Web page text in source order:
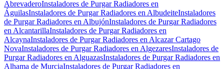
AbrevaderoInstaladores de Purgar Radiadores en
ÁguilasInstaladores de Purgar Radiadores en AlbudeiteInstaladores
de Purgar Radiadores en AlbujónInstaladores de Purgar Radiadores
en AlcantarillaInstaladores de Purgar Radiadores en
AlcaynaInstaladores de Purgar Radiadores en Alcazar Cartago
NovaInstaladores de Purgar Radiadores en AlgezaresInstaladores de
Purgar Radiadores en AlguazasInstaladores de Purgar Radiadores en
Alhama de MurciaInstaladores de Purgar Radiadores en